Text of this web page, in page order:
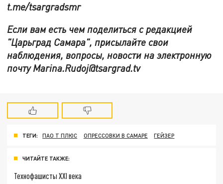
t.me/tsargradsmr
Если вам есть чем поделиться с редакцией
"Царьград Самара", присылайте свои
наблюдения, вопросы, новости на электронную
почту Marina.Rudoj@tsargrad.tv
ТЕГИ: ПАО Т ПЛЮС ОПРЕССОВКИ В САМАРЕ ГЕЙЗЕР
ЧИТАЙТЕ ТАКЖЕ:
Технофашисты XXI века